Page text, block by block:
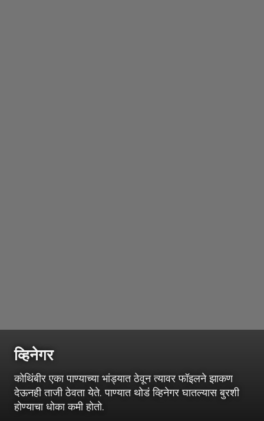
व्हिनेगर
कोथिंबीर एका पाण्याच्या भांड्यात ठेवून त्यावर फॉइलने झाकण
देऊनही ताजी ठेवता येते. पाण्यात थोडं व्हिनेगर घातल्यास बुरशी
होण्याचा धोका कमी होतो.